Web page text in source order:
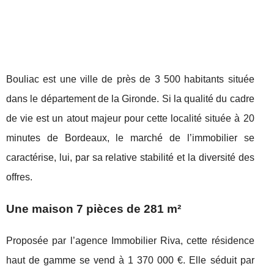
Bouliac est une ville de près de 3 500 habitants située
dans le département de la Gironde. Si la qualité du cadre
de vie est un atout majeur pour cette localité située à 20
minutes de Bordeaux, le marché de l’immobilier se
caractérise, lui, par sa relative stabilité et la diversité des
offres.
Une maison 7 pièces de 281 m²
Proposée par l’agence Immobilier Riva, cette résidence
haut de gamme se vend à 1 370 000 €. Elle séduit par